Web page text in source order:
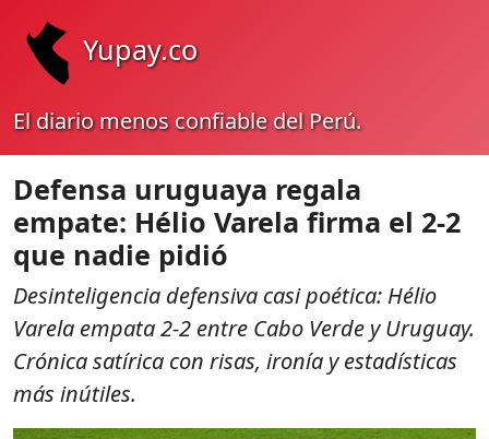
Yupay.co
El diario menos confiable del Perú.
Defensa uruguaya regala
empate: Hélio Varela firma el 2-2
que nadie pidió
Desinteligencia defensiva casi poética: Hélio
Varela empata 2-2 entre Cabo Verde y Uruguay.
Crónica satírica con risas, ironía y estadísticas
más inútiles.